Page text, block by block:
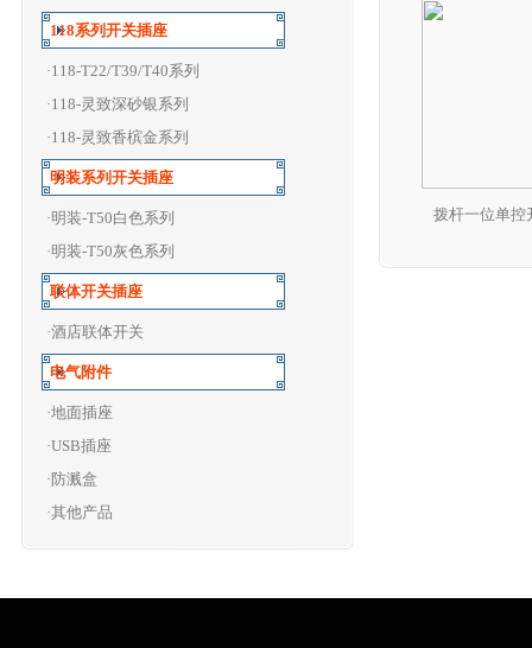
118系列开关插座
·118-T22/T39/T40系列
·118-灵致深砂银系列
·118-灵致香槟金系列
明装系列开关插座
·明装-T50白色系列
·明装-T50灰色系列
联体开关插座
·酒店联体开关
电气附件
·地面插座
·USB插座
·防溅盒
·其他产品